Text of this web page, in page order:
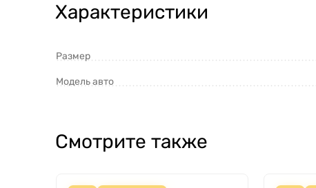
Характеристики
Размер
Модель авто
Смотрите также